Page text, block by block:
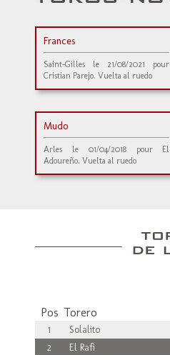
Frances
Saint-Gilles le 21/08/2021 pour
Cristian Parejo. Vuelta al ruedo
Mudo
Arles le 01/04/2018 pour El
Adoureño. Vuelta al ruedo
Pos Torero
1 Solalito
2
El Rafi